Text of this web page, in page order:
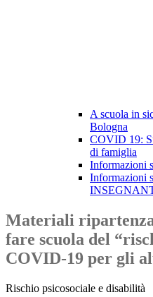
A scuola in
Bologna
COVID 19:
di famiglia
Informazioni
Informazioni
Materiali
fare scuola del
COVID-19 per gli
Rischio psicosociale e disabilità